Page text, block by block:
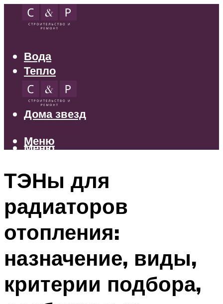
Вода
Тепло
Электрика
Свет
Дома звезд
Меню
Меню
ТЭНы для
радиаторов
отопления:
назначение, виды,
критерии подбора,